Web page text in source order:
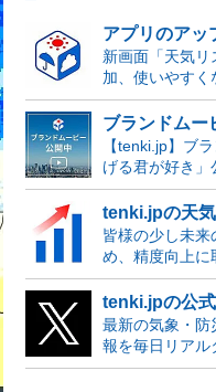
アプリのアッ
新画面「天気リ
加、使いやすく
ブランドムー
【tenki.jp】ブ
げる君が好き」
tenki.jpの天
皆様の少し未来
め、精度向上に
tenki.jpの公式
最新の気象・防
報を毎日リアル